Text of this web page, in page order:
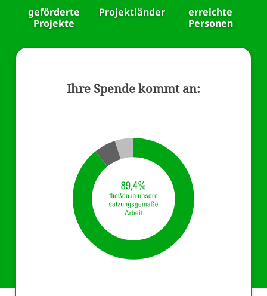
geförderte
Projekte
Projektländer
erreichte
Personen
Ihre Spende kommt an: